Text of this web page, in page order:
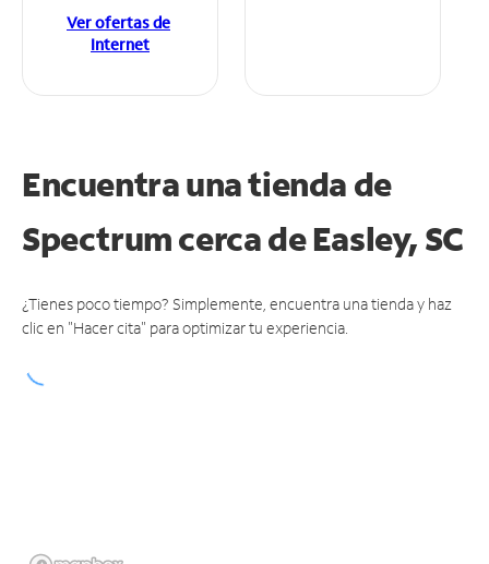
Ver ofertas de
Internet
Encuentra una tienda de
Spectrumcerca de Easley, SC
¿Tienes poco tiempo? Simplemente, encuentra una tienda y haz
clic en "Hacer cita" para optimizar tu experiencia.